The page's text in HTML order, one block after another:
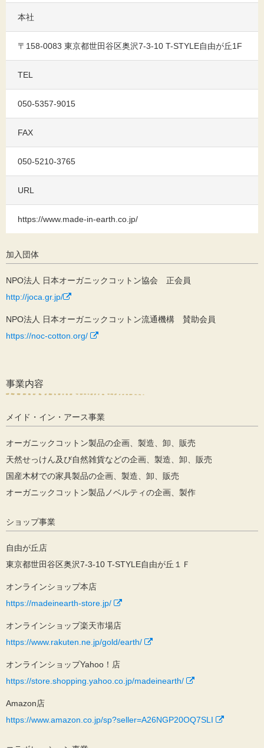
本社
〒158-0083 東京都世田谷区奥沢7-3-10 T-STYLE自由が丘1F
TEL
050-5357-9015
FAX
050-5210-3765
URL
https://www.made-in-earth.co.jp/
加入団体
NPO法人 日本オーガニックコットン協会 正会員
http://joca.gr.jp/
NPO法人 日本オーガニックコットン流通機構 賛助会員
https://noc-cotton.org/
事業内容
メイド・イン・アース事業
オーガニックコットン製品の企画、製造、卸、販売
天然せっけん及び自然雑貨などの企画、製造、卸、販売
国産木材での家具製品の企画、製造、卸、販売
オーガニックコットン製品ノベルティの企画、製作
ショップ事業
自由が丘店
東京都世田谷区奥沢7-3-10 T-STYLE自由が丘１Ｆ
オンラインショップ本店
https://madeinearth-store.jp/
オンラインショップ楽天市場店
https://www.rakuten.ne.jp/gold/earth/
オンラインショップYahoo！店
https://store.shopping.yahoo.co.jp/madeinearth/
Amazon店
https://www.amazon.co.jp/sp?seller=A26NGP20OQ7SLI